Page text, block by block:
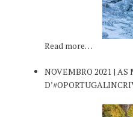
Read more…
NOVEMBRO 2021 | AS